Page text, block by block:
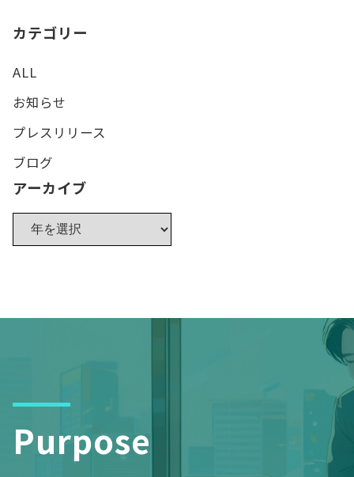
カテゴリー
ALL
お知らせ
プレスリリース
ブログ
アーカイブ
Purpose